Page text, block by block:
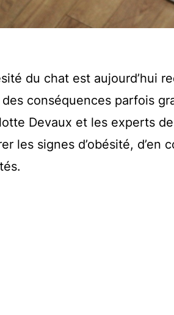
du chat est aujourd’hui
conséquences parfois
Devaux et les experts
les signes d’obésité, d’en